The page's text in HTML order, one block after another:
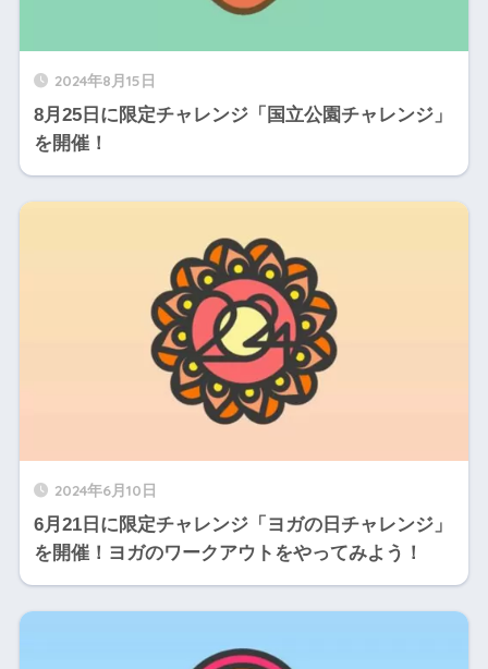
2024年8月15日
8月25日に限定チャレンジ「国立公園チャレンジ」
を開催！
2024年6月10日
6月21日に限定チャレンジ「ヨガの日チャレンジ」
を開催！ヨガのワークアウトをやってみよう！